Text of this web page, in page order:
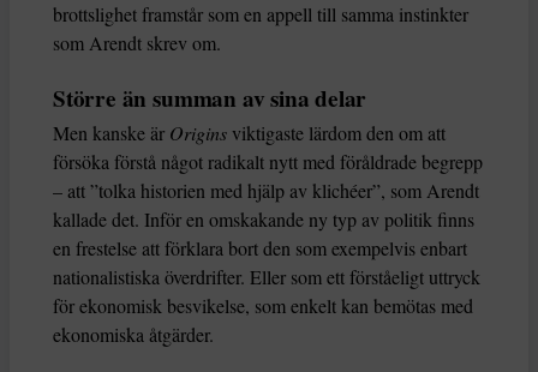
brottslighet framstår som en appell till samma instinkter
som Arendt skrev om.
Större än summan av sina delar
Men kanske är Origins viktigaste lärdom den om att
försöka förstå något radikalt nytt med föråldrade begrepp
– att ”tolka historien med hjälp av klichéer”, som Arendt
kallade det. Inför en omskakande ny typ av politik finns
en frestelse att förklara bort den som exempelvis enbart
nationalistiska överdrifter. Eller som ett förståeligt uttryck
för ekonomisk besvikelse, som enkelt kan bemötas med
ekonomiska åtgärder.